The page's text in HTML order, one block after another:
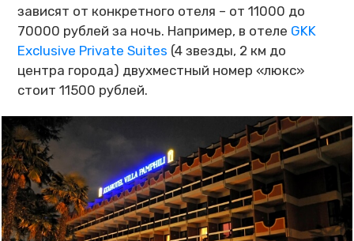
зависят от конкретного отеля – от 11000 до
70000 рублей за ночь. Например, в отеле GKK
Exclusive Private Suites (4 звезды, 2 км до
центра города) двухместный номер «люкс»
стоит 11500 рублей.